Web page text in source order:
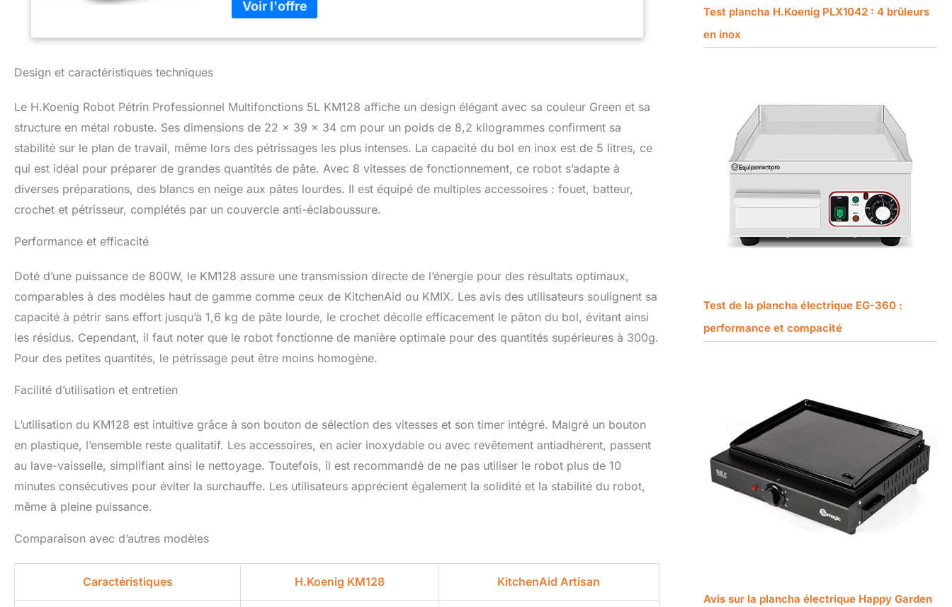
PRECIS AVEC AFFICHAGE DIGITAL ET MINUTEUR] : Les 8 vitesses, l'affichage
digital et le minuteur intégré offrent un contrôle précis sur le processus de
préparation. Ces fonctionnalités facilitent l'ajustement des paramètres en fonction
Bénéficiez d'une garantie étendue de 2 ans, accompagnée d'un atelier SAV en
France, offrant ainsi la confiance et la tranquillité d'esprit pour une utilisation
Design et caractéristiques techniques
Le H.Koenig Robot Pétrin Professionnel Multifonctions 5L KM128 affiche un design élégant avec sa couleur Green et sa
structure en métal robuste. Ses dimensions de 22 x 39 x 34 cm pour un poids de 8,2 kilogrammes confirment sa
stabilité sur le plan de travail, même lors des pétrissages les plus intenses. La capacité du bol en inox est de 5 litres, ce
qui est idéal pour préparer de grandes quantités de pâte. Avec 8 vitesses de fonctionnement, ce robot s’adapte à
diverses préparations, des blancs en neige aux pâtes lourdes. Il est équipé de multiples accessoires : fouet, batteur,
crochet et pétrisseur, complétés par un couvercle anti-éclaboussure.
Performance et efficacité
Doté d’une puissance de 800W, le KM128 assure une transmission directe de l’énergie pour des résultats optimaux,
comparables à des modèles haut de gamme comme ceux de KitchenAid ou KMIX. Les avis des utilisateurs soulignent sa
capacité à pétrir sans effort jusqu’à 1,6 kg de pâte lourde, le crochet décolle efficacement le pâton du bol, évitant ainsi
les résidus. Cependant, il faut noter que le robot fonctionne de manière optimale pour des quantités supérieures à 300g.
Pour des petites quantités, le pétrissage peut être moins homogène.
Facilité d’utilisation et entretien
L’utilisation du KM128 est intuitive grâce à son bouton de sélection des vitesses et son timer intégré. Malgré un bouton
en plastique, l’ensemble reste qualitatif. Les accessoires, en acier inoxydable ou avec revêtement antiadhérent, passent
au lave-vaisselle, simplifiant ainsi le nettoyage. Toutefois, il est recommandé de ne pas utiliser le robot plus de 10
minutes consécutives pour éviter la surchauffe. Les utilisateurs apprécient également la solidité et la stabilité du robot,
même à pleine puissance.
Comparaison avec d’autres modèles
Caractéristiques H.Koenig KM128 KitchenAid Artisan
Test plancha H.Koenig PLX1042 : 4 brûleurs
en inox
Test de la plancha électrique EG-360 :
performance et compacité
Avis sur la plancha électrique Happy Garden